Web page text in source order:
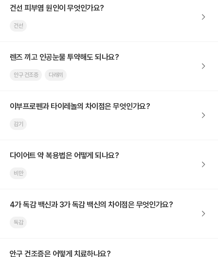
건선 피부염 원인이 무엇인가요?
건선
렌즈 끼고 인공눈물 투약해도 되나요?
안구 건조증 다래끼
이부프로펜과 타이레놀의 차이점은 무엇인가요?
감기
다이어트 약 복용법은 어떻게 되나요?
비만
4가 독감 백신과 3가 독감 백신의 차이점은 무엇인가요?
독감
안구 건조증은 어떻게 치료하나요?